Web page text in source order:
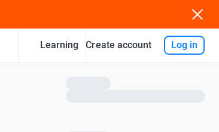
Learning Create account Log in